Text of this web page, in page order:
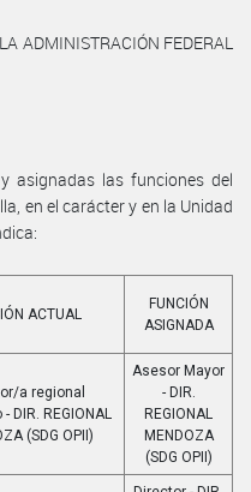
ADMINISTRACIÓN FEDERAL
asignadas las funciones del
en el carácter y en la Unidad
ACTUAL
FUNCIÓN
ASIGNADA
a regional
DIR. REGIONAL
(SDG OPII)
Asesor Mayor
- DIR.
REGIONAL
MENDOZA
(SDG OPII)